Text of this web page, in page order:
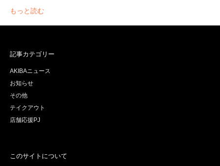
もっと読む
記事カテゴリー
AKIBAニュース
お知らせ
その他
テイクアウト
店舗応援PJ
このサイトについて